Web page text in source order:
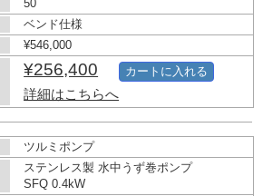
50
ベンド仕様
¥546,000
¥256,400
詳細はこちらへ
カートに入れる
ツルミポンプ
ステンレス製 水中うず巻ポンプ
SFQ 0.4kW